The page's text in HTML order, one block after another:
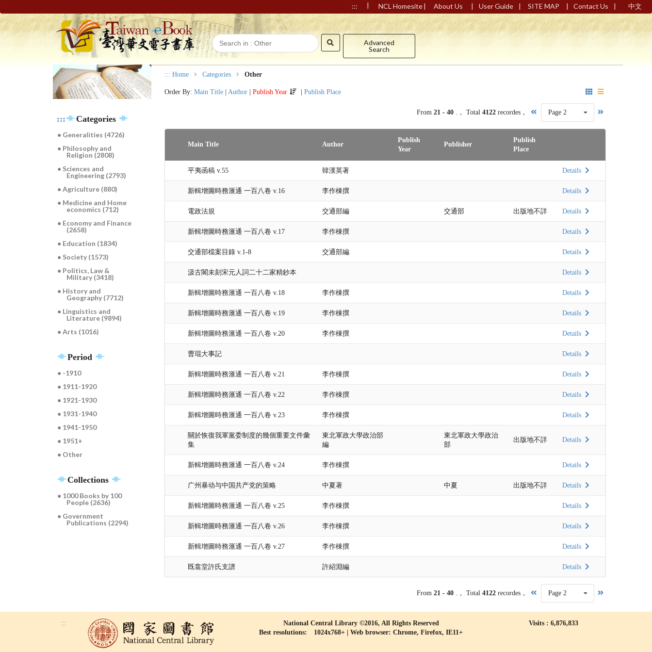
::: | NCL Homesite| About Us | User Guide | SITE MAP | Contact Us | 中文
Advanced
Search
::: Categories
● Generalities (4726)
● Philosophy and
Religion (2808)
● Sciences and
Engineering (2793)
● Agriculture (880)
● Medicine and Home
economics (712)
● Economy and Finance
(2658)
● Education (1834)
● Society (1573)
● Politics, Law &
Military (3418)
● History and
Geography (7712)
● Linguistics and
Literature (9894)
● Arts (1016)
Period
● -1910
● 1911-1920
● 1921-1930
● 1931-1940
● 1941-1950
● 1951+
● Other
Collections
● 1000 Books by 100
People (2636)
● Government
Publications (2294)
::: Home Categories Other
Order By:Main Title Author |Publish Year |Publish Place
From21 - 40 .， Total4122 recordes， Page 2
Main Title Author
Publish
Year
Publisher
Publish
Place
平夷函稿 v.55 韓漢英著 Details
新輯增圖時務滙通 一百八卷 v.16 李作棟撰 Details
電政法規 交通部編 交通部 出版地不詳 Details
新輯增圖時務滙通 一百八卷 v.17 李作棟撰 Details
交通部檔案目錄 v.1-8 交通部編 Details
汲古閣未刻宋元人詞二十二家精鈔本 Details
新輯增圖時務滙通 一百八卷 v.18 李作棟撰 Details
新輯增圖時務滙通 一百八卷 v.19 李作棟撰 Details
新輯增圖時務滙通 一百八卷 v.20 李作棟撰 Details
曹琨大事記 Details
新輯增圖時務滙通 一百八卷 v.21 李作棟撰 Details
新輯增圖時務滙通 一百八卷 v.22 李作棟撰 Details
新輯增圖時務滙通 一百八卷 v.23 李作棟撰 Details
關於恢復我軍黨委制度的幾個重要文件彙
集
東北軍政大學政治部
編
東北軍政大學政治
部
出版地不詳 Details
新輯增圖時務滙通 一百八卷 v.24 李作棟撰 Details
广州暴动与中国共产党的策略 中夏著 中夏 出版地不詳 Details
新輯增圖時務滙通 一百八卷 v.25 李作棟撰 Details
新輯增圖時務滙通 一百八卷 v.26 李作棟撰 Details
新輯增圖時務滙通 一百八卷 v.27 李作棟撰 Details
既翕堂許氏支譜 許紹淵編 Details
From21 - 40 .， Total4122 recordes， Page 2
:::
National Central Library ©2016, All Rights Reserved
Best resolutions: 1024x768+ | Web browser: Chrome, Firefox, IE11+
Visits : 6,876,833